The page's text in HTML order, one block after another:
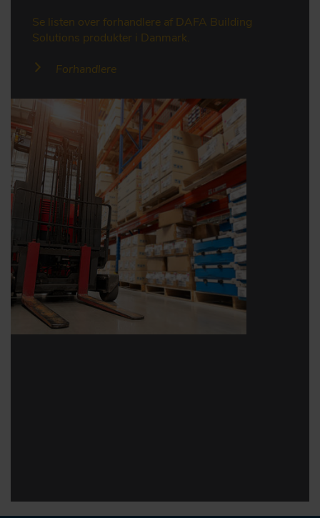
Se listen over forhandlere af DAFA Building
Solutions produkter i Danmark.
Forhandlere